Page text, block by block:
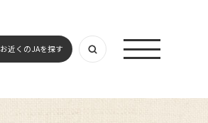
お近くのJAを探す